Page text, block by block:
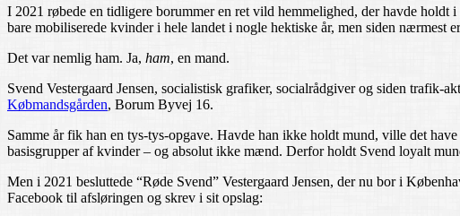
I 2021 røbede en tidligere borummer en ret vild hemmelighed, der havde
bare mobiliserede kvinder i hele landet i nogle hektiske år, men siden nærmest
Det var nemlig ham. Ja, ham, en mand.
Svend Vestergaard Jensen, socialistisk grafiker, socialrådgiver og siden
Købmandsgården, Borum Byvej 16.
Samme år fik han en tys-tys-opgave. Havde han ikke holdt mund, ville det
basisgrupper af kvinder – og absolut ikke mænd. Derfor holdt Svend loyalt
Men i 2021 besluttede “Røde Svend” Vestergaard Jensen, der nu bor i
Facebook til afsløringen og skrev i sit opslag: